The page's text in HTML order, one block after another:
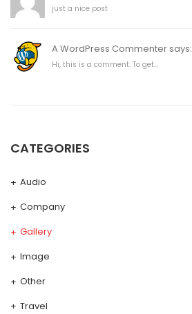
just a nice post
A WordPress Commenter says:
Hi, this is a comment. To get...
CATEGORIES
Audio
Company
Gallery
Image
Other
Travel